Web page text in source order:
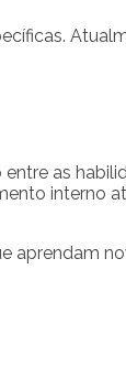
as
interno
aprendam